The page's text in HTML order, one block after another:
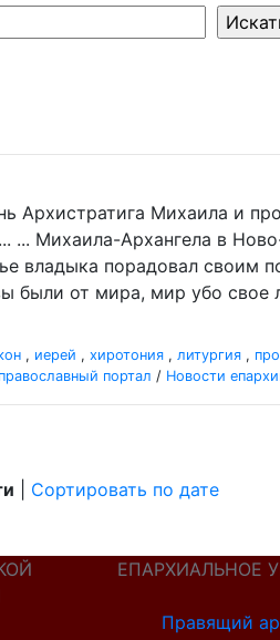
Архистратига Михаила и
... Михаила-Архангела в
владыка порадовал своим
были от мира, мир убо свое
, иерей , хиротония , литургия ,
портал / Новости
Сортировать по дате
ЕПАРХИАЛЬНОЕ
Правящий